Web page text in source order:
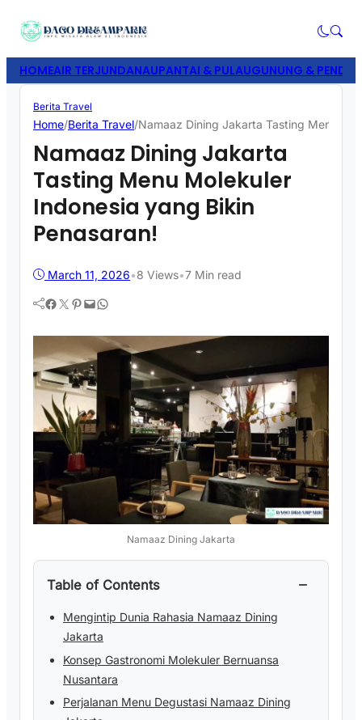
HOMEAIR TERJUNDANAUPANTAI & PULAUGUNUNG &
Berita Travel
Home/Berita Travel/Namaaz Dining Jakarta Tasting Menu
Namaaz Dining Jakarta
Tasting Menu Molekuler
Indonesia yang Bikin
Penasaran!
March 11, 2026•8 Views•7 Min read
Facebook Twitter Pinterest Mail WhatsApp
Namaaz Dining Jakarta
Table of Contents −
Mengintip Dunia Rahasia Namaaz Dining
Jakarta
Konsep Gastronomi Molekuler Bernuansa
Nusantara
Perjalanan Menu Degustasi Namaaz Dining